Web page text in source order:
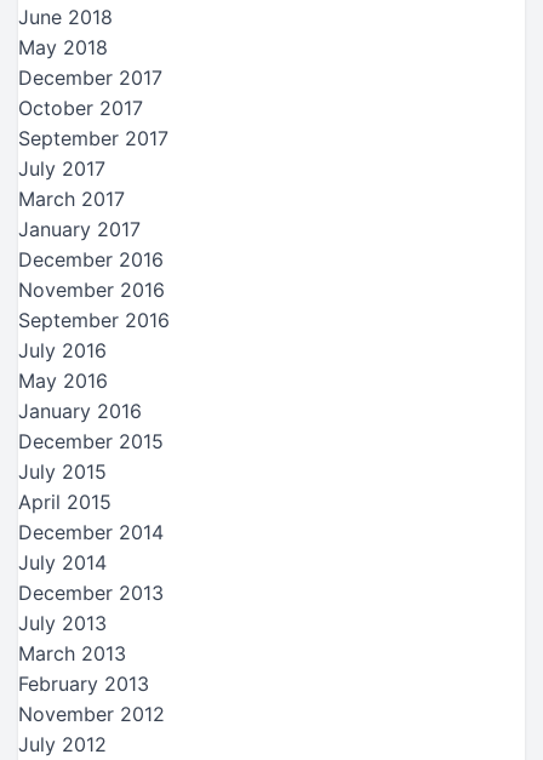
June 2018
May 2018
December 2017
October 2017
September 2017
July 2017
March 2017
January 2017
December 2016
November 2016
September 2016
July 2016
May 2016
January 2016
December 2015
July 2015
April 2015
December 2014
July 2014
December 2013
July 2013
March 2013
February 2013
November 2012
July 2012